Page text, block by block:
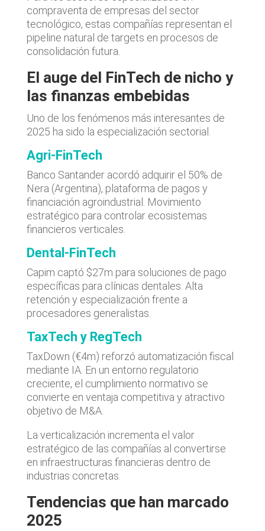
compraventa de empresas del sector
tecnológico, estas compañías representan el
pipeline natural de targets en procesos de
consolidación futura.
El auge del FinTech de nicho y
las finanzas embebidas
Uno de los fenómenos más interesantes de
2025 ha sido la especialización sectorial.
Agri-FinTech
Banco Santander acordó adquirir el 50% de
Nera (Argentina), plataforma de pagos y
financiación agroindustrial. Movimiento
estratégico para controlar ecosistemas
financieros verticales.
Dental-FinTech
Capim captó $27m para soluciones de pago
específicas para clínicas dentales. Alta
retención y especialización frente a
procesadores generalistas.
TaxTech y RegTech
TaxDown (€4m) reforzó automatización fiscal
mediante IA. En un entorno regulatorio
creciente, el cumplimiento normativo se
convierte en ventaja competitiva y atractivo
objetivo de M&A.
La verticalización incrementa el valor
estratégico de las compañías al convertirse
en infraestructuras financieras dentro de
industrias concretas.
Tendencias que han marcado
2025